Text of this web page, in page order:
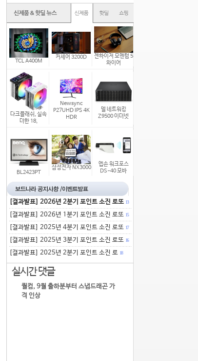
TCL A400M
커세어 3200D
젠하이저 모멘텀 5
와이어
다크플래쉬, 실속
더한 18,
Newsync
P27UHD IPS 4K
HDR
델 네트워킹
Z9500 이더넷
BL2423PT
삼성전자 NX3000
엡손 워크포스
DS-40 모바
[결과발표] 2026년 2분기 포인트 소진 로또 13
[결과발표] 2026년 1분기 포인트 소진 로또 15
[결과발표] 2025년 4분기 포인트 소진 로또 17
[결과발표] 2025년 3분기 포인트 소진 로또 16
[결과발표] 2025년 2분기 포인트 소진 로 18
실시간 댓글
퀄컴, 9월 출하분부터 스냅드래곤 가
격 인상